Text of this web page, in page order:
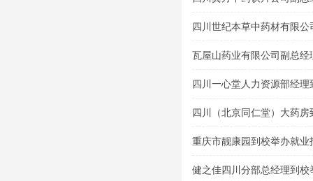
题讲座
四川世纪本草中药材有限
导专题讲座
瓦屋山药业有限公司副总
讲座
四川一心堂人力资源部经
座
四川（北京同仁堂）大药
座
重庆市靓康园到校举办就业
健之佳四川分部总经理到校